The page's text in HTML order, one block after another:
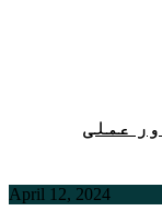
عملی
April 12, 2024